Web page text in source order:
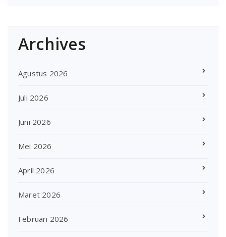
Archives
Agustus 2026
Juli 2026
Juni 2026
Mei 2026
April 2026
Maret 2026
Februari 2026